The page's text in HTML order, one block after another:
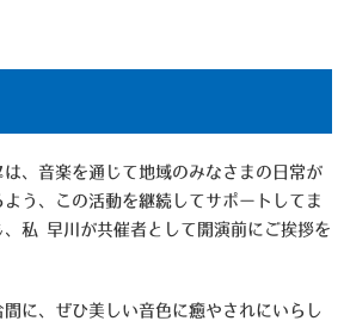
、音楽を通じて地域のみなさまの日常が
う、この活動を継続してサポートしてま
私 早川が共催者として開演前にご挨拶を
に、ぜひ美しい音色に癒やされにいらし